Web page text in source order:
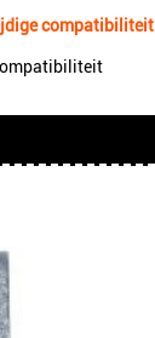
compatibiliteit